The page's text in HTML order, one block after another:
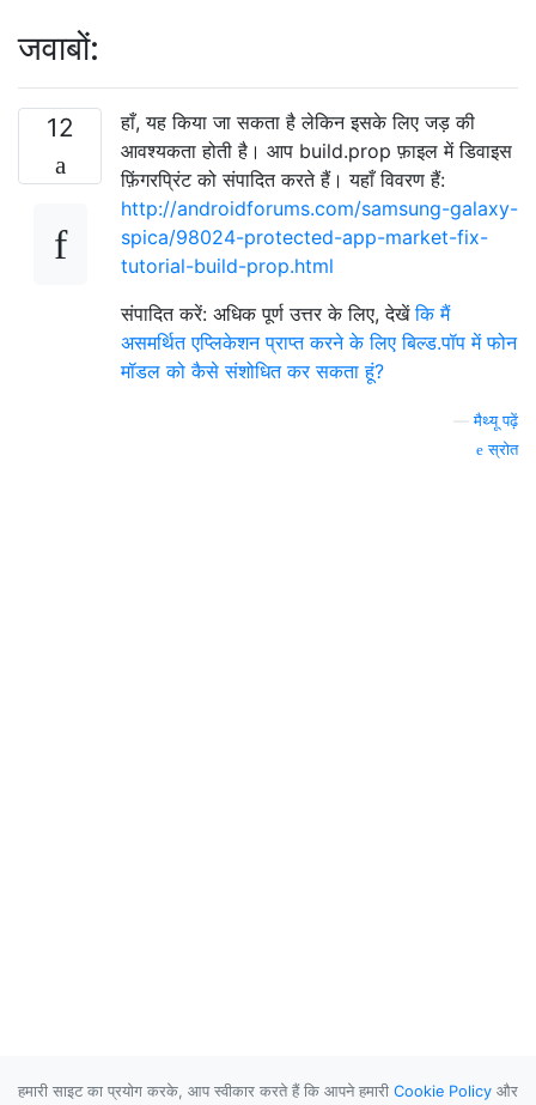
जवाबों:
12
हाँ, यह किया जा सकता है लेकिन इसके लिए जड़ की
आवश्यकता होती है। आप build.prop फ़ाइल में डिवाइस
फ़िंगरप्रिंट को संपादित करते हैं। यहाँ विवरण हैं:
http://androidforums.com/samsung-galaxy-
spica/98024-protected-app-market-fix-
tutorial-build-prop.html
संपादित करें: अधिक पूर्ण उत्तर के लिए, देखेंकि मैं
असमर्थित एप्लिकेशन प्राप्त करने के लिए बिल्ड.पॉप में फोन
मॉडल को कैसे संशोधित कर सकता हूं?
—मैथ्यू पढ़ें
स्रोत
हमारी साइट का प्रयोग करके, आप स्वीकार करते हैं कि आपने हमारी Cookie Policy और